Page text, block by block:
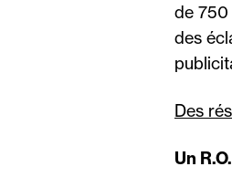
de 750
des
Des
Un